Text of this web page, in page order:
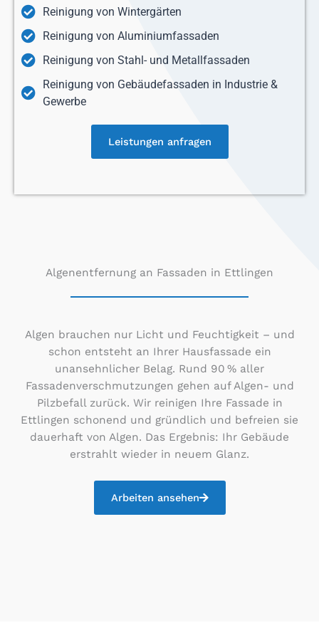
Reinigung von Wintergärten
Reinigung von Aluminiumfassaden
Reinigung von Stahl- und Metallfassaden
Reinigung von Gebäudefassaden in Industrie &
Gewerbe
Leistungen anfragen
Algenentfernung an Fassaden in Ettlingen
Algen brauchen nur Licht und Feuchtigkeit – und
schon entsteht an Ihrer Hausfassade ein
unansehnlicher Belag. Rund 90 % aller
Fassadenverschmutzungen gehen auf Algen- und
Pilzbefall zurück. Wir reinigen Ihre Fassade in
Ettlingen schonend und gründlich und befreien sie
dauerhaft von Algen. Das Ergebnis: Ihr Gebäude
erstrahlt wieder in neuem Glanz.
Arbeiten ansehen